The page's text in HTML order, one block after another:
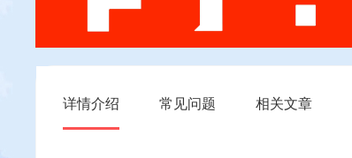
详情介绍 常见问题 相关文章